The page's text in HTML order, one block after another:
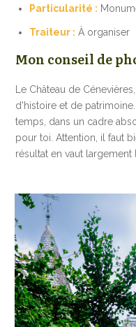
Particularité :
Traiteur : À organiser
Mon conseil de
Le Château de
d'histoire et de
temps, dans un cadre
pour toi. Attention, il faut
résultat en vaut largement